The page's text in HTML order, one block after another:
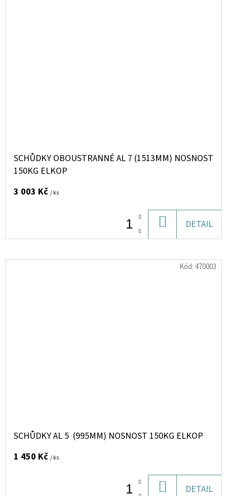
SCHŮDKY OBOUSTRANNÉ AL 7 (1513MM) NOSNOST
150KG ELKOP
3 003 Kč / ks
KOŠÍKU
DETAIL
SCHŮDKY AL 5 (995MM) NOSNOST 150KG ELKOP
1 450 Kč / ks
DETAIL
Kód:470003